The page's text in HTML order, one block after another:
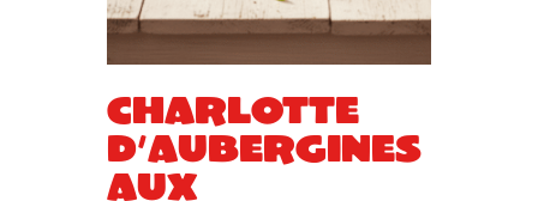
Charlotte
d’aubergines
aux